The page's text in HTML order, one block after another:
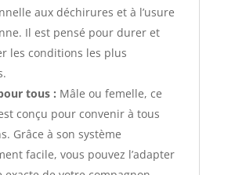
aux déchirures et à l’usure
Il est pensé pour durer et
les conditions les plus
tous : Mâle ou femelle, ce
conçu pour convenir à tous
Grâce à son système
facile, vous pouvez l’adapter